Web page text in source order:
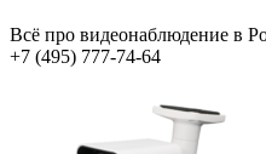
Всё про видеонаблюдение в
+7 (495) 777-74-64